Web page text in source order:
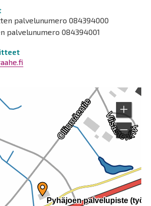
palvelunumero 084394000
palvelunumero 084394001